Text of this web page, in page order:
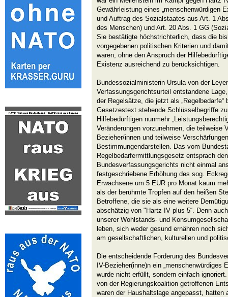
Gewährleistung eines „menschenwürdigen
und Auftrag des Sozialstaates aus Art. 1
des Menschen) und Art. 20 Abs. 1 GG
Sie bestätigte höchstrichterlich, dass die
vorgegebenen politischen Kriterien und
waren, ohne den Anspruch der
Existenz ausreichend zu berücksichtigen.
Bundessozialministerin Ursula von der
Verfassungsgerichtsurteil entstandene
der Regelsätze, die jetzt als
Gesetzestext stehende Schlüsselbegriffe
Hilfebedürftigen nunmehr
Veränderungen vorzunehmen, die teilweise
Bezieher/innen und teilweise
Bestimmungendarstellen. Das vom
Regelbedarfermittlungsgesetz entsprach
Bundesverfassungsgerichts nicht einmal
festgeschriebene Erhöhung des sog.
Erwachsene um 5 EUR pro Monat kaum
als der berühmte Tropfen auf den heißen
Betroffene, die sie als eine weitere
abschätzig von "Hartz IV plus 5“. Denn
unserer Wohlstands- und
leben, sich weder gesund ernähren noch
am gesellschaftlichen, kulturellen und
Die entscheidende Forderung des
IV-Bezieher(inne)n ein „menschenwürdiges
wurde nicht erfüllt, sondern einfach
von der Regierungskoalition getroffenen
waren der Haushaltslage angepasst, hatten